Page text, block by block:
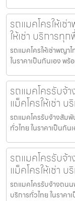
รถแมคโครให้เ
ให้เช่า บริการทุ
รถแมคโครให้เช่าพญา
ในราคาเป็นกันเอง พ
รถแมคโครรับจ้
แม็คโครให้เช่า
รถแมคโครรับจ้างสัมพั
ทั่วไทย ในราคาเป็นกั
รถแมคโครรับจ้
แม็คโครให้เช่า
รถแมคโครรับจ้างถนน
บริการทั่วไทย ในราค